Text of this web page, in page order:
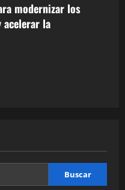
modernizar los
acelerar la
Buscar